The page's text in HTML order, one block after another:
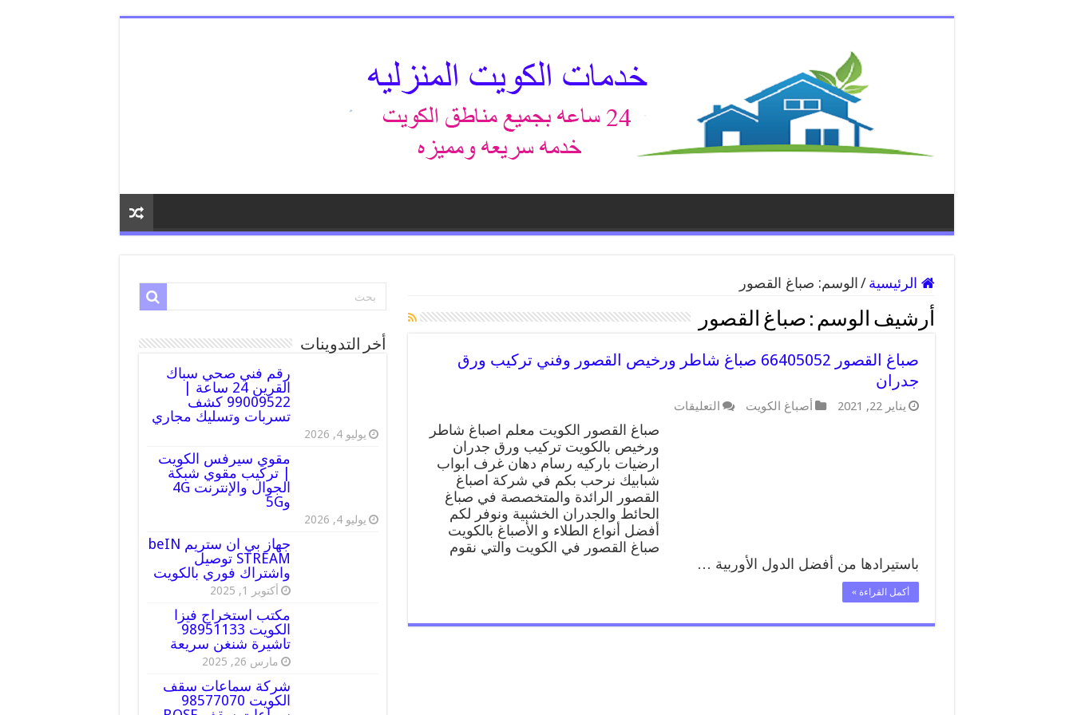
الرئيسية / الوسم: صباغ القصور
أرشيف الوسم : صباغ القصور
صباغ القصور 66405052 صباغ شاطر ورخيص القصور وفني تركيب ورق
جدران
يناير 22, 2021 أصباغ الكويت التعليقات
القصور
66405052
صباغ
شاطر
ورخيص
القصور
وفني
تركيب
ورق
صباغ القصور الكويت معلم اصباغ شاطر
ورخيص بالكويت تركيب ورق جدران
ارضيات باركيه رسام دهان غرف ابواب
شبابيك نرحب بكم في شركة اصباغ
القصور الرائدة والمتخصصة في صباغ
الحائط والجدران الخشبية ونوفر لكم
أفضل أنواع الطلاء و الأصباغ بالكويت
صباغ القصور في الكويت والتي نقوم
باستيرادها من أفضل الدول الأوربية …
أكمل القراءة »
أخر التدوينات
رقم فني صحي سباك
القرين 24 ساعة |
99009522 كشف
تسربات وتسليك مجاري
يوليو 4, 2026
مقوي سيرفس الكويت
| تركيب مقوي شبكة
الجوال والإنترنت 4G
و5G
يوليو 4, 2026
جهاز بي ان ستريم beIN
STREAM توصيل
واشتراك فوري بالكويت
أكتوبر 1, 2025
مكتب استخراج فيزا
الكويت 98951133
تاشيرة شنغن سريعة
مارس 26, 2025
شركة سماعات سقف
الكويت 98577070